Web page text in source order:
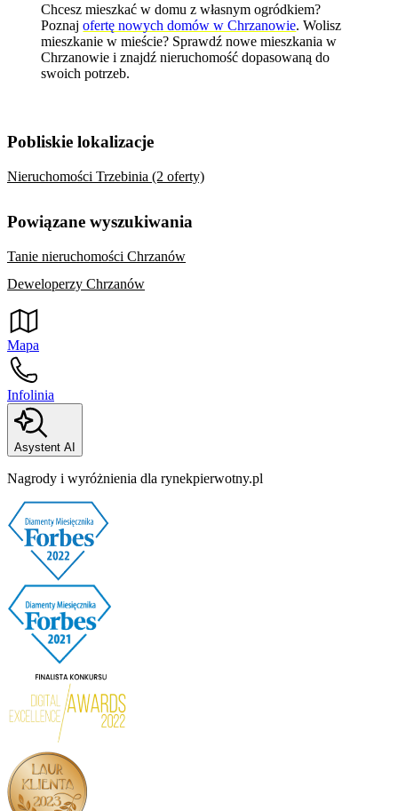
Chcesz mieszkać w domu z własnym ogródkiem?
Poznajofertę nowych domów w Chrzanowie. Wolisz
mieszkanie w mieście? Sprawdźnowe mieszkania w
Chrzanowie i znajdź nieruchomość dopasowaną do
swoich potrzeb.
Pobliskie lokalizacje
Nieruchomości Trzebinia (2 oferty)
Powiązane wyszukiwania
Tanie nieruchomości Chrzanów
Deweloperzy Chrzanów
Mapa
Infolinia
Asystent AI
Nagrody i wyróżnienia dla rynekpierwotny.pl